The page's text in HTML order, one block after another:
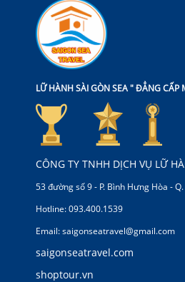
LỮ HÀNH SÀI GÒN SEA " ĐẲNG CẤP
CÔNG TY TNHH DỊCH VỤ LỮ
53 đường số 9 - P. Bình Hưng Hòa -
Hotline: 093.400.1539
Email: saigonseatravel@gmail.com
saigonseatravel.com
shoptour.vn